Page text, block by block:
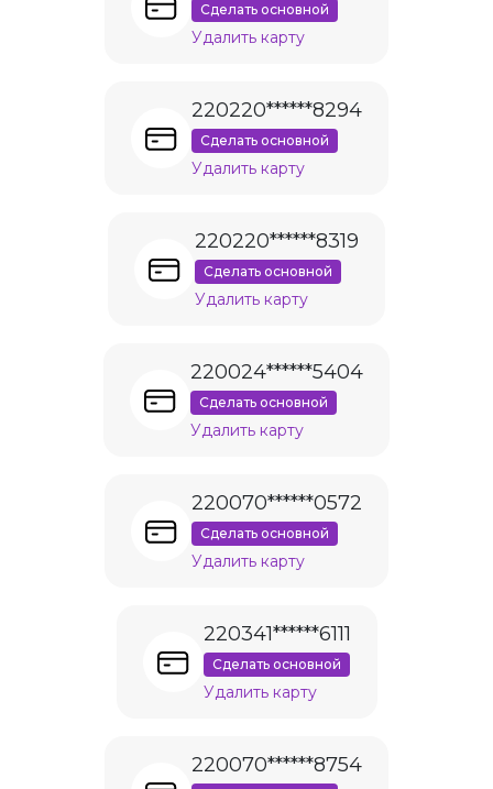
Сделать основной
Удалить карту
220220******8294
Сделать основной
Удалить карту
220220******8319
Сделать основной
Удалить карту
220024******5404
Сделать основной
Удалить карту
220070******0572
Сделать основной
Удалить карту
220341******6111
Сделать основной
Удалить карту
220070******8754